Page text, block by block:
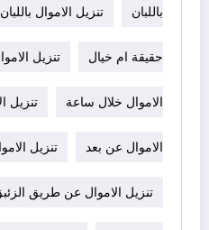
باللبان تنزيل الاموال
حقيقة ام خيال تنزيل
الاموال خلال ساعة تنزيل
الاموال عن بعد تنزيل
تنزيل الاموال عن طريق